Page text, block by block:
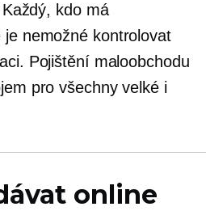
kdo má
je nemožné kontrolovat
Pojištění maloobchodu
pro všechny velké i
online